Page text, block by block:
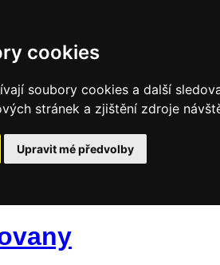
cookies
soubory cookies a další
stránek a zjištění zdroje
Upravit mé předvolby